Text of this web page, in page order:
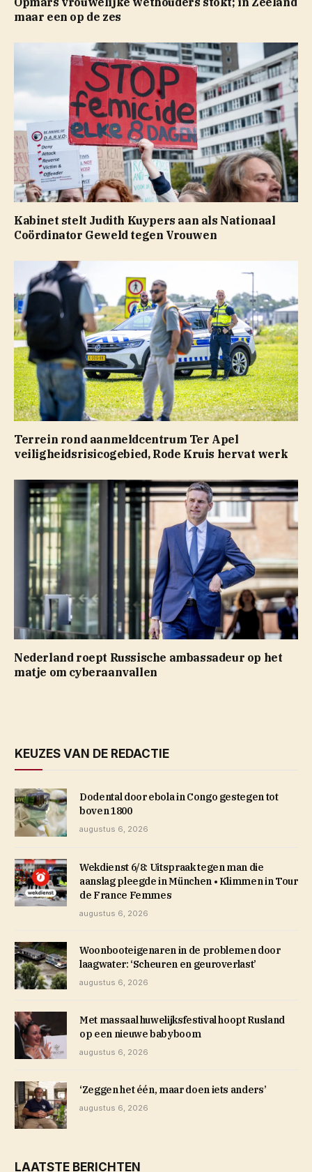
maar een op de zes
Kabinet stelt Judith Kuypers aan als Nationaal
Coördinator Geweld tegen Vrouwen
Terrein rond aanmeldcentrum Ter Apel
veiligheidsrisicogebied, Rode Kruis hervat werk
Nederland roept Russische ambassadeur op het
matje om cyberaanvallen
KEUZES VAN DE REDACTIE
Dodental door ebola in Congo gestegen tot
boven 1800
augustus 6, 2026
Wekdienst 6/8: Uitspraak tegen man die
aanslag pleegde in München • Klimmen in Tour
de France Femmes
augustus 6, 2026
Woonbooteigenaren in de problemen door
laagwater: ‘Scheuren en geuroverlast’
augustus 6, 2026
Met massaal huwelijksfestival hoopt Rusland
op een nieuwe babyboom
augustus 6, 2026
‘Zeggen het één, maar doen iets anders’
augustus 6, 2026
LAATSTE BERICHTEN